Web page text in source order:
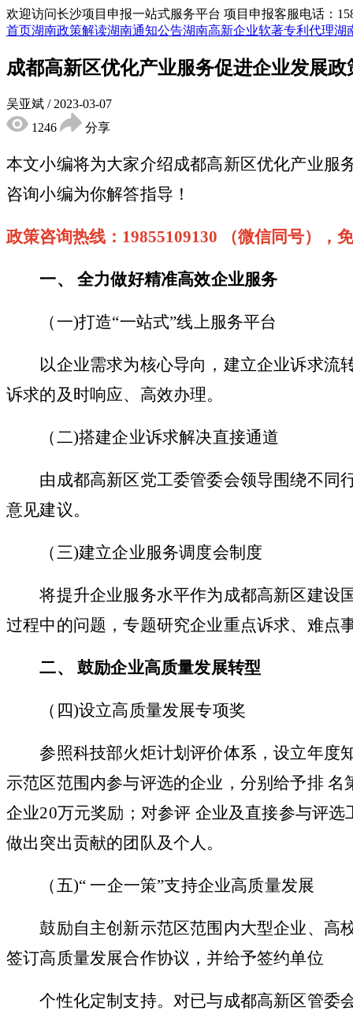
欢迎访问长沙项目申报一站式服务平台 项目申报客服电话：
首页湖南政策解读湖南通知公告湖南高新企业软著专利代理湖
成都高新区优化产业服务促进企业发展
吴亚斌 / 2023-03-07
1246
分享
本文小编将为大家介绍成都高新区优化产业服
咨询小编为你解答指导！
政策咨询热线： 19855109130 （微信同号），
一、 全力做好精准高效企业服务
（ 一)打造“一站式”线上服务平台
以企业需求为核心导向，建立企业诉求流
诉求的及时响应、高效办理。
（二)搭建企业诉求解决直接通道
由成都高新区党工委管委会领导围绕不同
意见建议。
（三)建立企业服务调度会制度
将提升企业服务水平作为成都高新区建设
过程中的问题，专题研究企业重点诉求、难点
二、 鼓励企业高质量发展转型
（ 四)设立高质量发展专项奖
参照科技部火炬计划评价体系，设立年度
示范区范围内参与评选的企业，分别给予排 名
企业20万元奖励；对参评 企业及直接参与评
做出突出贡献的团队及个人。
（五)“ 一企一策”支持企业高质量发展
鼓励自主创新示范区范围内大型企业、高
签订高质量发展合作协议，并给予签约单位
个性化定制支持。对已与成都高新区管委